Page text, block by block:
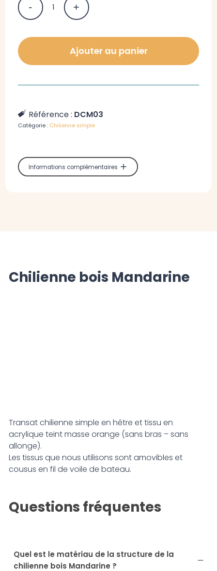
Ajouter au panier
Référence : DCM03
Catégorie : Chilienne simple
Informations complémentaires
Chilienne bois Mandarine
Transat chilienne simple en hêtre et tissu en
acrylique teint masse orange (sans bras – sans
allonge).
Les tissus que nous utilisons sont amovibles et
cousus en fil de voile de bateau.
Questions fréquentes
Quel est le matériau de la structure de la
chilienne bois Mandarine ?